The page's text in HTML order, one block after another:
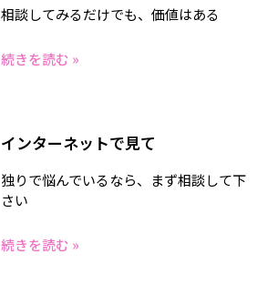
相談してみるだけでも、価値はある
続きを読む »
インターネットで見て
独りで悩んでいるなら、まず相談して下
さい
続きを読む »